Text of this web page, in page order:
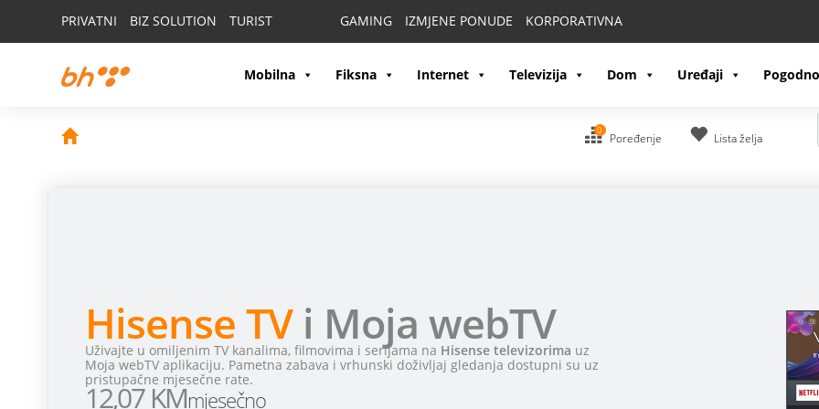
PRIVATNI BIZ SOLUTION TURIST GAMING IZMJENE PONUDE KORPORATIVNA
Mobilna Fiksna Internet Televizija Dom Uređaji
0
Poređenje Lista želja
Hisense TVi Moja webTV
Uživajte u omiljenim TV kanalima, filmovima i serijama na Hisense televizorima uz
Moja webTV aplikaciju. Pametna zabava i vrhunski doživljaj gledanja dostupni su uz
pristupačne mjesečne rate.
12,07 KMmjesečno